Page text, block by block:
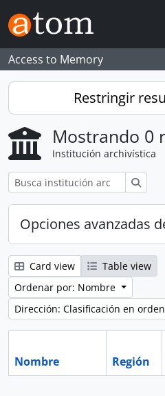
Skip to main content
Access to Memory
Restringir
Mostrando 0
Institución archivística
Opciones avanzadas
Card view
Table view
Ordenar por: Nombre
Dirección: Clasificación en
Nombre Región